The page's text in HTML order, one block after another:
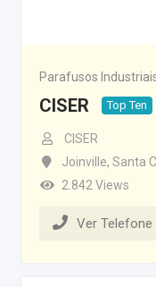
Parafusos
CISER Top Ten
CISER
Joinville, Santa
2.842 Views
Ver Telefone